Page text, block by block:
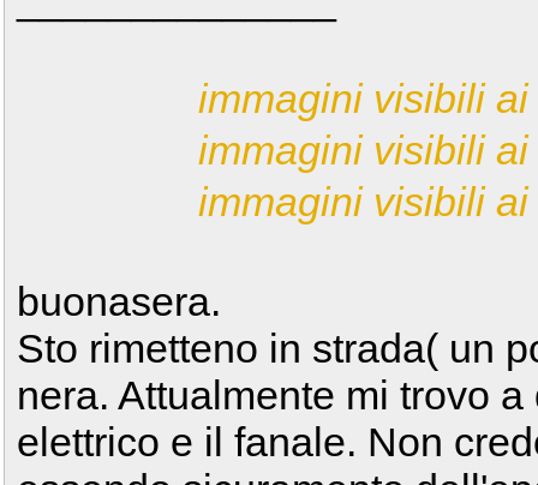
immagini visibili
immagini visibili
immagini visibili
buonasera.
Sto rimetteno in strada( un
nera. Attualmente mi trovo
elettrico e il fanale. Non